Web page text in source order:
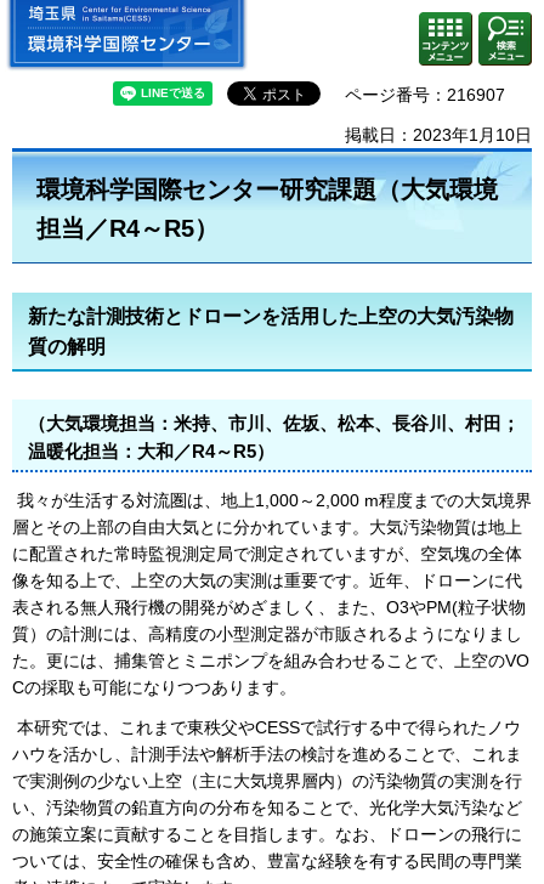
埼玉県 環境科学国際センター
コンテ
ンツメ
ニュー
検索・
共通メ
ニュー
ページ番号：216907
掲載日：2023年1月10日
環境科学国際センター研究課題（大気環境
担当／R4～R5）
新たな計測技術とドローンを活用した上空の大気汚染物
質の解明
（大気環境担当：米持、市川、佐坂、松本、長谷川、村田；
温暖化担当：大和／R4～R5）
我々が生活する対流圏は、地上1,000～2,000 m程度までの大気境界
層とその上部の自由大気とに分かれています。大気汚染物質は地上
に配置された常時監視測定局で測定されていますが、空気塊の全体
像を知る上で、上空の大気の実測は重要です。近年、ドローンに代
表される無人飛行機の開発がめざましく、また、O3やPM(粒子状物
質）の計測には、高精度の小型測定器が市販されるようになりまし
た。更には、捕集管とミニポンプを組み合わせることで、上空のVO
Cの採取も可能になりつつあります。
本研究では、これまで東秩父やCESSで試行する中で得られたノウ
ハウを活かし、計測手法や解析手法の検討を進めることで、これま
で実測例の少ない上空（主に大気境界層内）の汚染物質の実測を行
い、汚染物質の鉛直方向の分布を知ることで、光化学大気汚染など
の施策立案に貢献することを目指します。なお、ドローンの飛行に
ついては、安全性の確保も含め、豊富な経験を有する民間の専門業